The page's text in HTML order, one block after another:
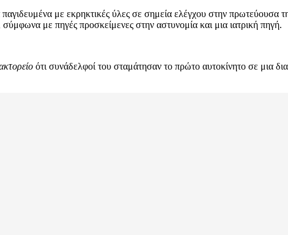
με εκρηκτικές ύλες σε σημεία ελέγχου στην
με πηγές προσκείμενες στην αστυνομία και μια ιατρική πηγή.
ότι συνάδελφοί του σταμάτησαν το πρώτο αυτοκίνητο σε μια